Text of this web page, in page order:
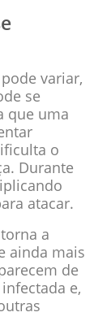
variar,
se
que uma
o
Durante
atacar.
a
ainda mais
de
e,